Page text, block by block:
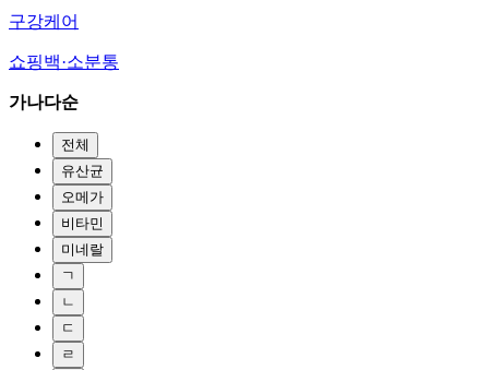
구강케어
쇼핑백·소분통
가나다순
전체
유산균
오메가
비타민
미네랄
ㄱ
ㄴ
ㄷ
ㄹ